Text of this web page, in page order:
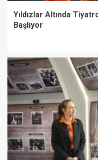
Yıldızlar Altında
Başlıyor